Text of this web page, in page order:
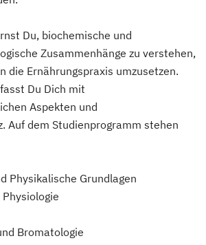
Du, biochemische und
Zusammenhänge zu verstehen,
die Ernährungspraxis umzusetzen.
Du Dich mit
Aspekten und
Auf dem Studienprogramm stehen
Physikalische Grundlagen
Bromatologie